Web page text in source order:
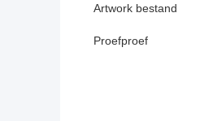
Artwork bestand
Proefproef